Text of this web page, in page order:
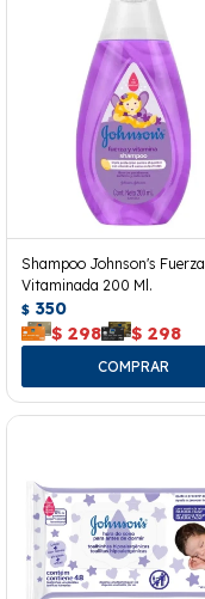
Shampoo Johnson's Fuerza
Vitaminada 200 Ml.
$ 350
$ 298 $ 298